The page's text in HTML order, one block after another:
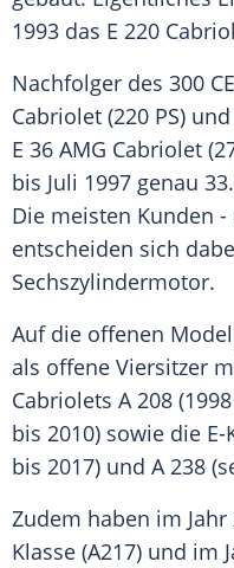
1993 das E 220
Nachfolger des 300
Cabriolet (220 PS)
E 36 AMG Cabriolet
bis Juli 1997 genau
Die meisten Kunden
entscheiden sich
Sechszylindermotor.
Auf die offenen
als offene Viersitzer
Cabriolets A 208
bis 2010) sowie die
bis 2017) und A 238
Zudem haben im
Klasse (A217) und im